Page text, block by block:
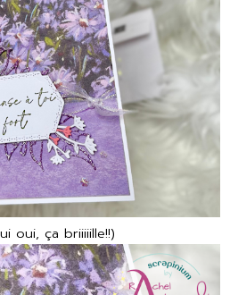
oui, ça briiiiille!!)